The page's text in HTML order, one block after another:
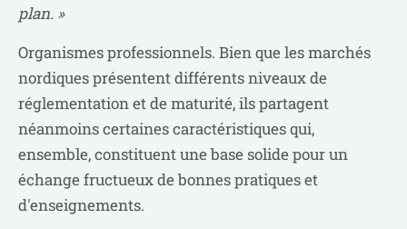
plan. »
Organismes professionnels. Bien que les marchés
nordiques présentent différents niveaux de
réglementation et de maturité, ils partagent
néanmoins certaines caractéristiques qui,
ensemble, constituent une base solide pour un
échange fructueux de bonnes pratiques et
d'enseignements.